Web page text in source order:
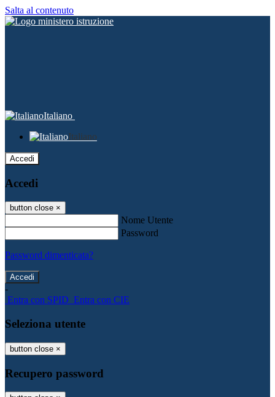
Salta al contenuto
Italiano
Italiano
Accedi
Accedi
button close ×
Nome Utente
Password
Password dimenticata?
-
Entra con SPID Entra con CIE
Seleziona utente
button close ×
Recupero password